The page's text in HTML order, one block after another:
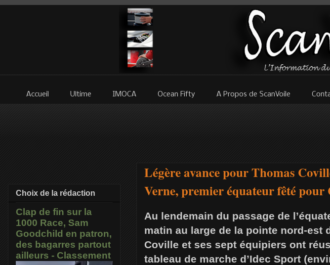
Accueil Ultime IMOCA Ocean Fifty A Propos de ScanVoile
Légère avance pour Thomas
Verne, premier équateur fêté
Au lendemain du passage de
matin au large de la pointe nord-est
Coville et ses sept équipiers ont
tableau de marche d’Idec Sport
Choix de la rédaction
Clap de fin sur la
1000 Race, Sam
Goodchild en patron,
des bagarres partout
ailleurs - Classement